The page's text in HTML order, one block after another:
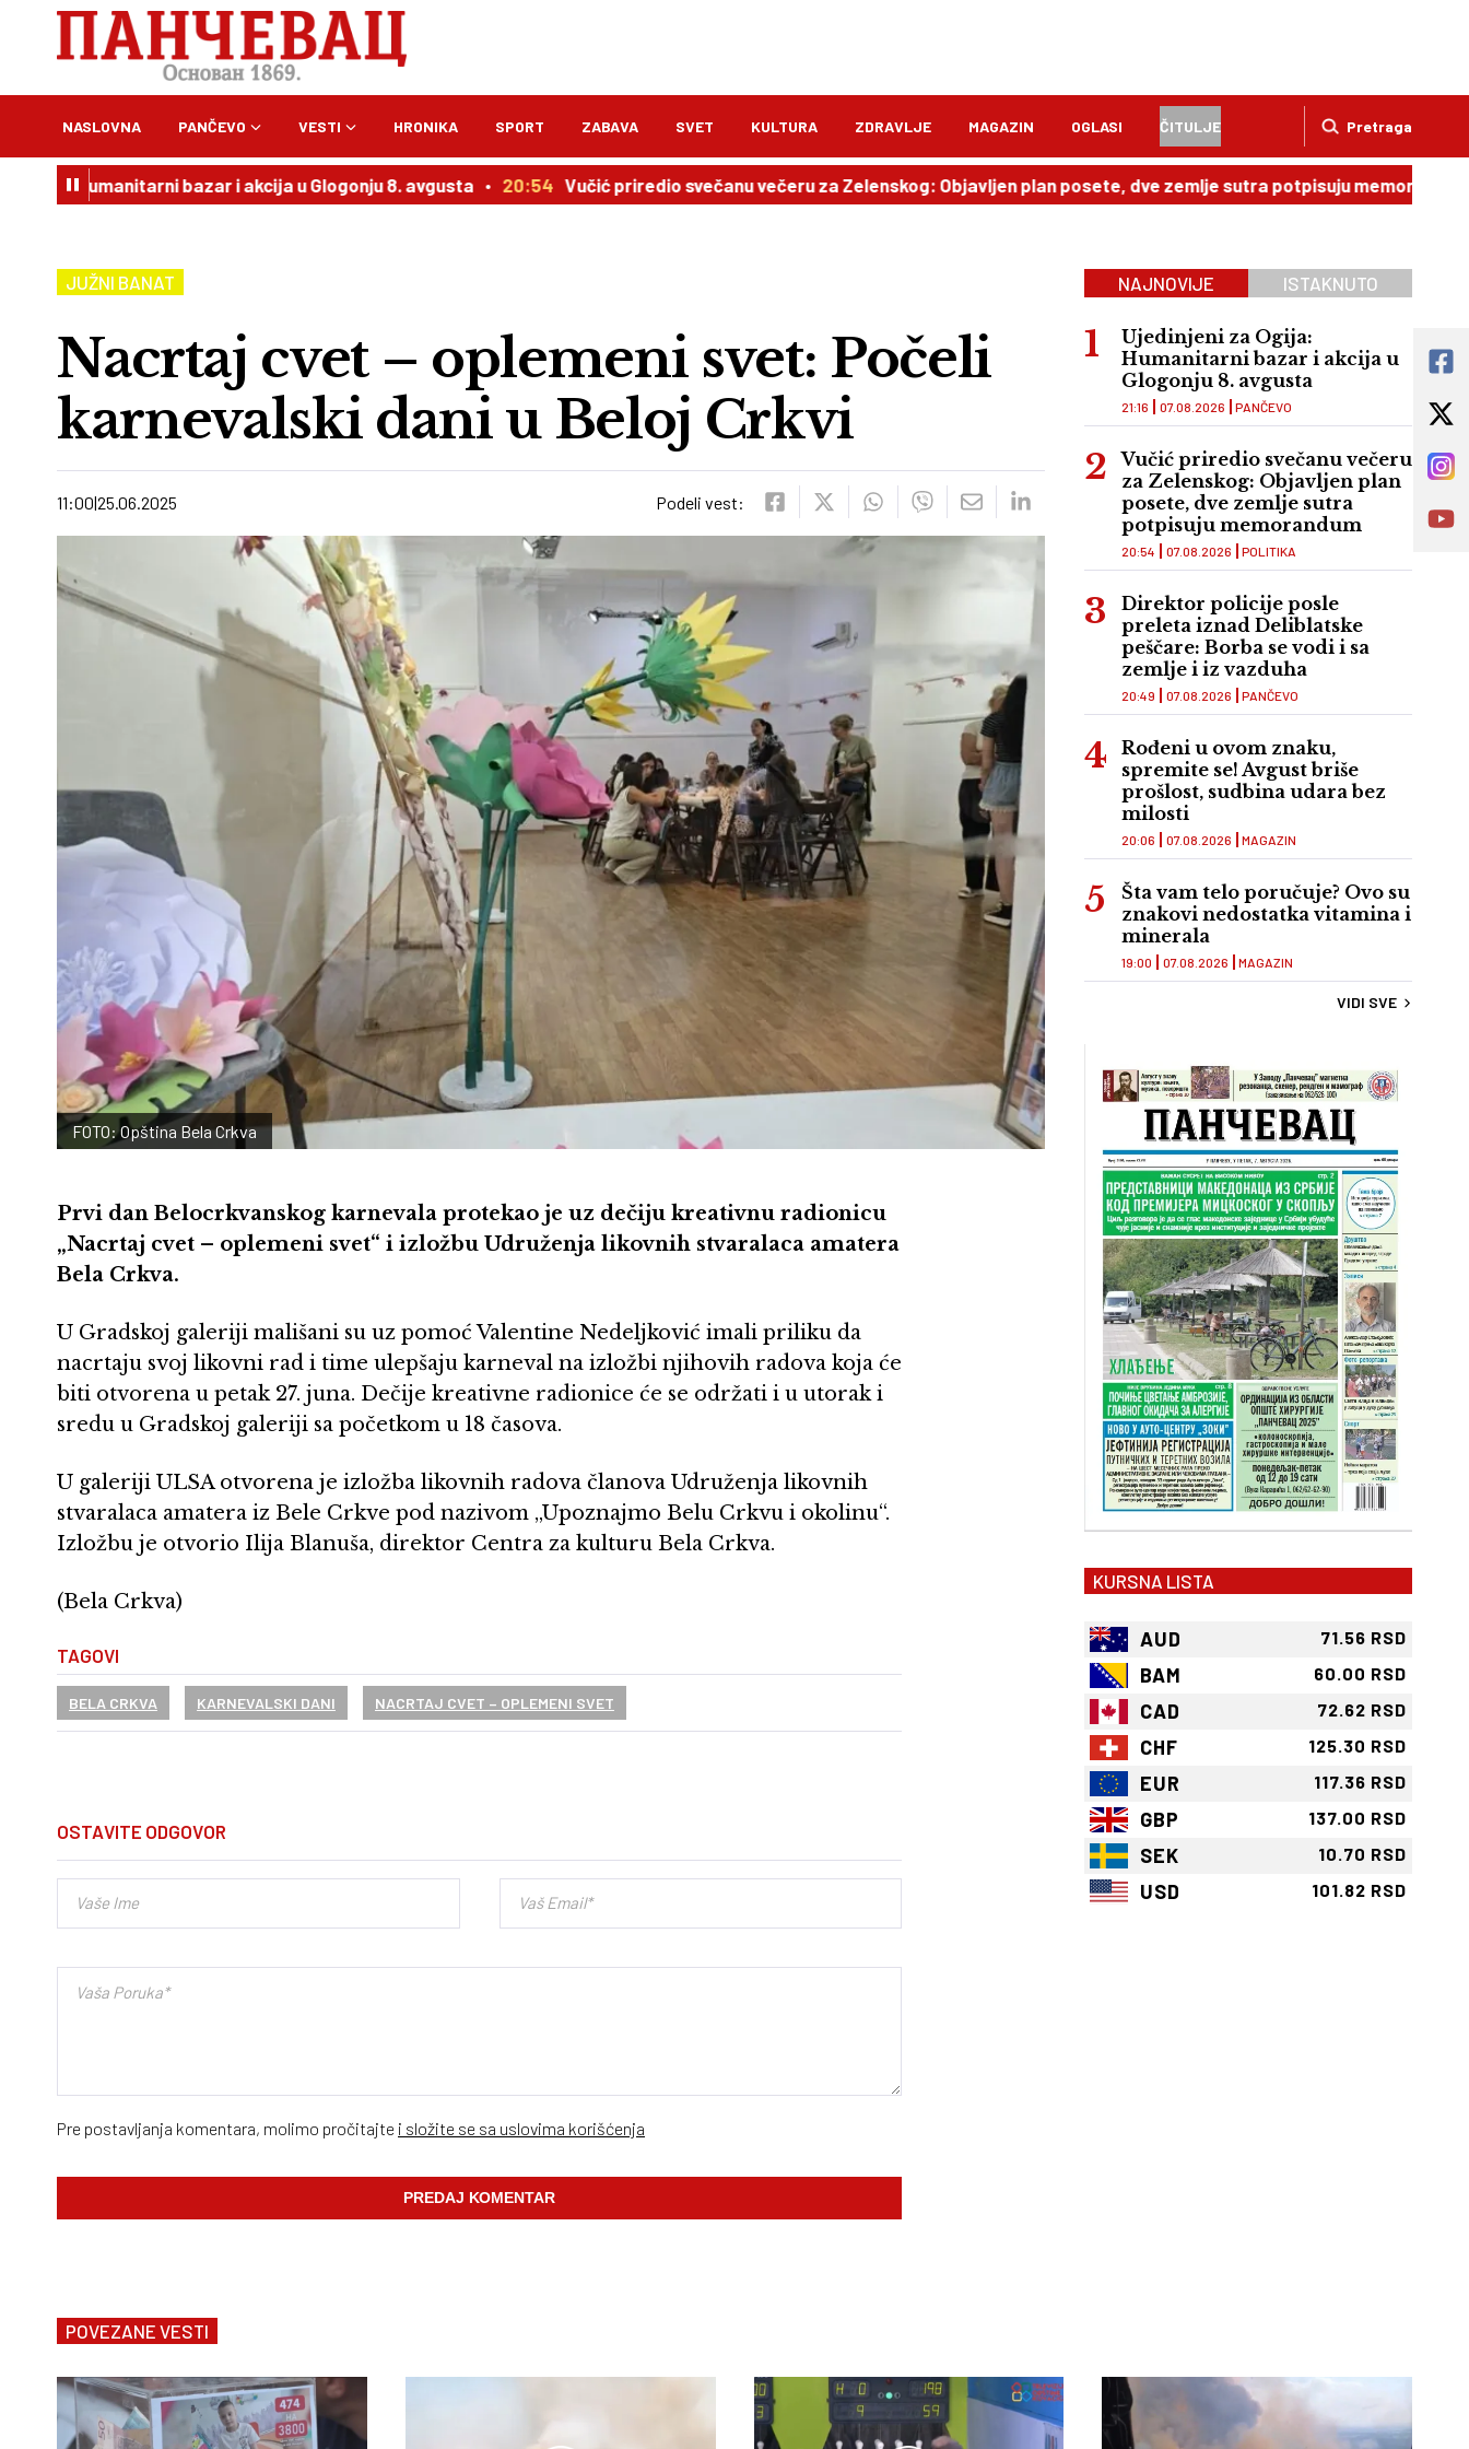
Pretraga
NASLOVNA PANČEVO VESTI HRONIKA SPORT ZABAVA SVET KULTURA ZDRAVLJE MAGAZIN OGLASI ČITULJE
bazar i akcija u Glogonju 8. avgusta 20:54 Vučić priredio svečanu večeru za Zelenskog: Objavljen plan posete, dve zemlje sutra potpisuju memorandum
JUŽNI BANAT
Nacrtaj cvet – oplemeni svet: Počeli
karnevalski dani u Beloj Crkvi
11:00 25.06.2025 Podeli vest:
FOTO: Opština Bela Crkva
Prvi dan Belocrkvanskog karnevala protekao je uz dečiju kreativnu radionicu
„Nacrtaj cvet – oplemeni svet“ i izložbu Udruženja likovnih stvaralaca amatera
Bela Crkva.
U Gradskoj galeriji mališani su uz pomoć Valentine Nedeljković imali priliku da
nacrtaju svoj likovni rad i time ulepšaju karneval na izložbi njihovih radova koja će
biti otvorena u petak 27. juna. Dečije kreativne radionice će se održati i u utorak i
sredu u Gradskoj galeriji sa početkom u 18 časova.
U galeriji ULSA otvorena je izložba likovnih radova članova Udruženja likovnih
stvaralaca amatera iz Bele Crkve pod nazivom „Upoznajmo Belu Crkvu i okolinu“.
Izložbu je otvorio Ilija Blanuša, direktor Centra za kulturu Bela Crkva.
(Bela Crkva)
TAGOVI
BELA CRKVA KARNEVALSKI DANI NACRTAJ CVET – OPLEMENI SVET
OSTAVITE ODGOVOR
Pre postavljanja komentara, molimo pročitajte i složite se sa uslovima korišćenja
NAJNOVIJE ISTAKNUTO
Ujedinjeni za Ogija:
Humanitarni bazar i akcija u
Glogonju 8. avgusta
PANČEVO
21:16 07.08.2026
Vučić priredio svečanu večeru
za Zelenskog: Objavljen plan
posete, dve zemlje sutra
potpisuju memorandum
POLITIKA
20:54 07.08.2026
Direktor policije posle
preleta iznad Deliblatske
peščare: Borba se vodi i sa
zemlje i iz vazduha
PANČEVO
20:49 07.08.2026
Rođeni u ovom znaku,
spremite se! Avgust briše
prošlost, sudbina udara bez
milosti
MAGAZIN
20:06 07.08.2026
Šta vam telo poručuje? Ovo su
znakovi nedostatka vitamina i
minerala
MAGAZIN
19:00 07.08.2026
VIDI SVE
KURSNA LISTA
AUD 71.56 RSD
BAM 60.00 RSD
CAD 72.62 RSD
CHF 125.30 RSD
EUR 117.36 RSD
GBP 137.00 RSD
SEK 10.70 RSD
USD 101.82 RSD
POVEZANE VESTI